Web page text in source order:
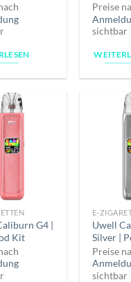
Preise
sichtbar
G4 |
Kit
E-
Uwell
Silver |
Preise
sichtbar